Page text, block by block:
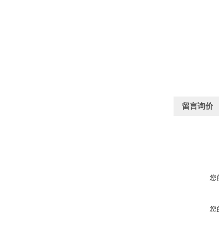
留言询价
您
您